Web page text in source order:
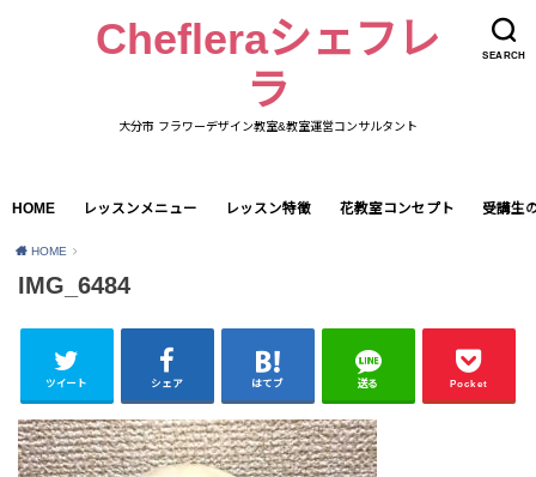
SEARCH
Chefleraシェフレ
ラ
大分市 フラワーデザイン教室&教室運営コンサルタント
HOME レッスンメニュー レッスン特徴 花教室コンセプト 受講生
HOME
IMG_6484
ツイート シェア はてブ 送る Pocket